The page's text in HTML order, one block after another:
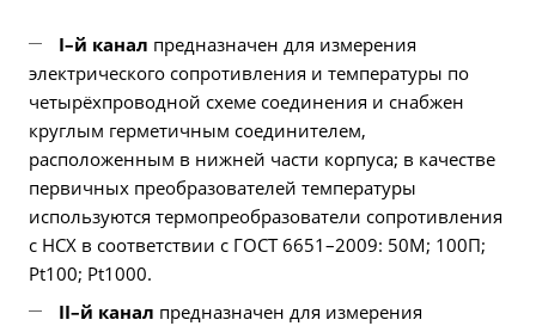
I–й канал предназначен для измерения
электрического сопротивления и температуры по
четырёхпроводной схеме соединения и снабжен
круглым герметичным соединителем,
расположенным в нижней части корпуса; в качестве
первичных преобразователей температуры
используются термопреобразователи сопротивления
с НСХ в соответствии с ГОСТ 6651–2009: 50М; 100П;
Pt100; Pt1000.
II–й канал предназначен для измерения